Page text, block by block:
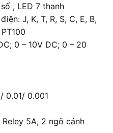
, LED 7 thanh
J, K, T, R, S, C, E, B,
0 – 10V DC; 0 – 20
0.01/ 0.001
5A, 2 ngõ cảnh